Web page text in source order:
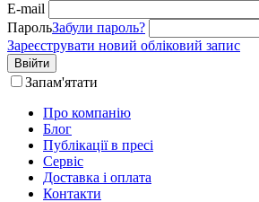
E-mail
ПарольЗабули пароль?
Зареєструвати новий обліковий запис
Ввійти
Запам'ятати
Про компанію
Блог
Публікації в пресі
Сервіс
Доставка і оплата
Контакти